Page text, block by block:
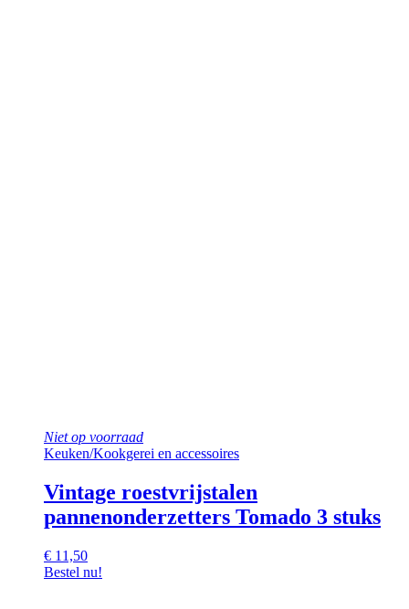
Niet op voorraad
Keuken/Kookgerei en accessoires
Vintage roestvrijstalen
pannenonderzetters Tomado 3 stuks
€ 11,50
Bestel nu!